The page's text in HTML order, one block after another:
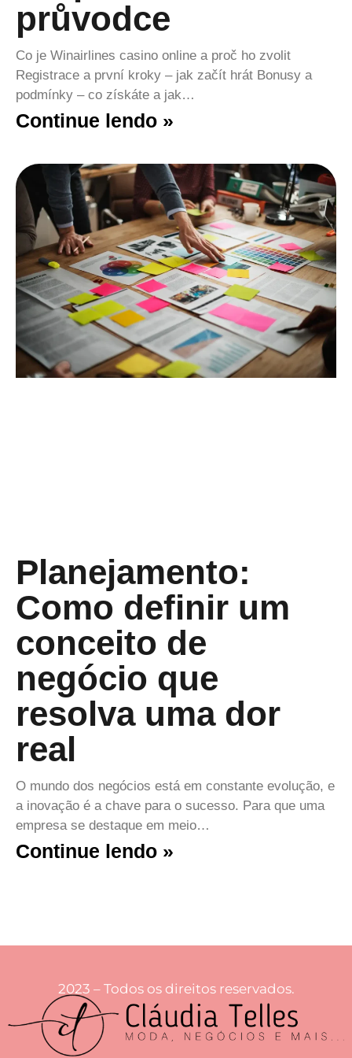
průvodce
Co je Winairlines casino online a proč ho zvolit
Registrace a první kroky – jak začít hrát Bonusy a
podmínky – co získáte a jak…
Continue lendo »
Planejamento:
Como definir um
conceito de
negócio que
resolva uma dor
real
O mundo dos negócios está em constante evolução, e
a inovação é a chave para o sucesso. Para que uma
empresa se destaque em meio…
Continue lendo »
2023 – Todos os direitos reservados.